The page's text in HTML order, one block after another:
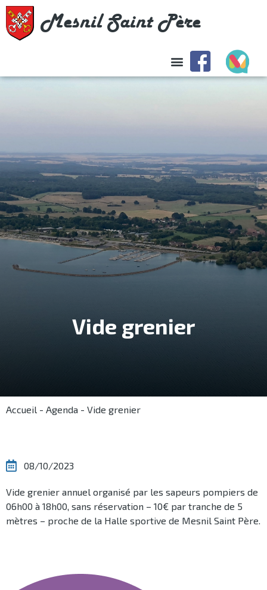
Mesnil Saint Père
Vide grenier
Accueil - Agenda - Vide grenier
08/10/2023
Vide grenier annuel organisé par les sapeurs pompiers de
06h00 à 18h00, sans réservation – 10€ par tranche de 5
mètres – proche de la Halle sportive de Mesnil Saint Père.